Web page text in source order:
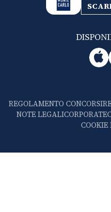
REGOLAMENTO CONCORSI
NOTE LEGALICORPORATE
COOKIE